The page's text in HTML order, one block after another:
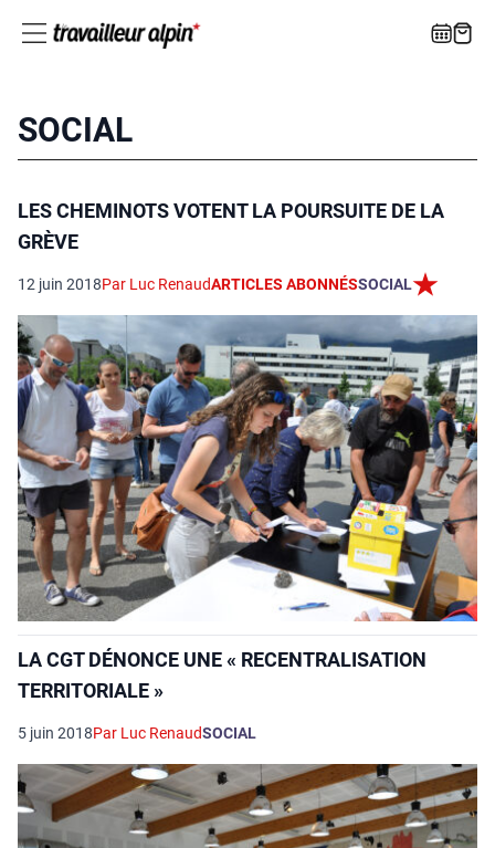
SOCIAL
LES CHEMINOTS VOTENT LA POURSUITE DE LA
GRÈVE
12 juin 2018Par Luc RenaudARTICLES ABONNÉSSOCIAL
LA CGT DÉNONCE UNE « RECENTRALISATION
TERRITORIALE »
5 juin 2018Par Luc RenaudSOCIAL